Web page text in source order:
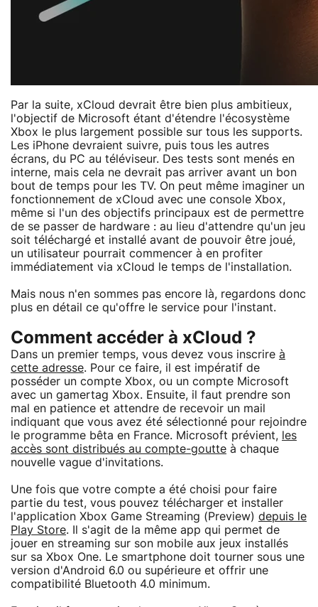
Par la suite, xCloud devrait être bien plus ambitieux,
l'objectif de Microsoft étant d'étendre l'écosystème
Xbox le plus largement possible sur tous les supports.
Les iPhone devraient suivre, puis tous les autres
écrans, du PC au téléviseur. Des tests sont menés en
interne, mais cela ne devrait pas arriver avant un bon
bout de temps pour les TV. On peut même imaginer un
fonctionnement de xCloud avec une console Xbox,
même si l'un des objectifs principaux est de permettre
de se passer de hardware : au lieu d'attendre qu'un jeu
soit téléchargé et installé avant de pouvoir être joué,
un utilisateur pourrait commencer à en profiter
immédiatement via xCloud le temps de l'installation.
Mais nous n'en sommes pas encore là, regardons donc
plus en détail ce qu'offre le service pour l'instant.
Comment accéder à xCloud ?
Dans un premier temps, vous devez vous inscrire à
cette adresse. Pour ce faire, il est impératif de
posséder un compte Xbox, ou un compte Microsoft
avec un gamertag Xbox. Ensuite, il faut prendre son
mal en patience et attendre de recevoir un mail
indiquant que vous avez été sélectionné pour rejoindre
le programme bêta en France. Microsoft prévient, les
accès sont distribués au compte-goutte à chaque
nouvelle vague d'invitations.
Une fois que votre compte a été choisi pour faire
partie du test, vous pouvez télécharger et installer
l'application Xbox Game Streaming (Preview) depuis le
Play Store. Il s'agit de la même app qui permet de
jouer en streaming sur son mobile aux jeux installés
sur sa Xbox One. Le smartphone doit tourner sous une
version d'Android 6.0 ou supérieure et offrir une
compatibilité Bluetooth 4.0 minimum.